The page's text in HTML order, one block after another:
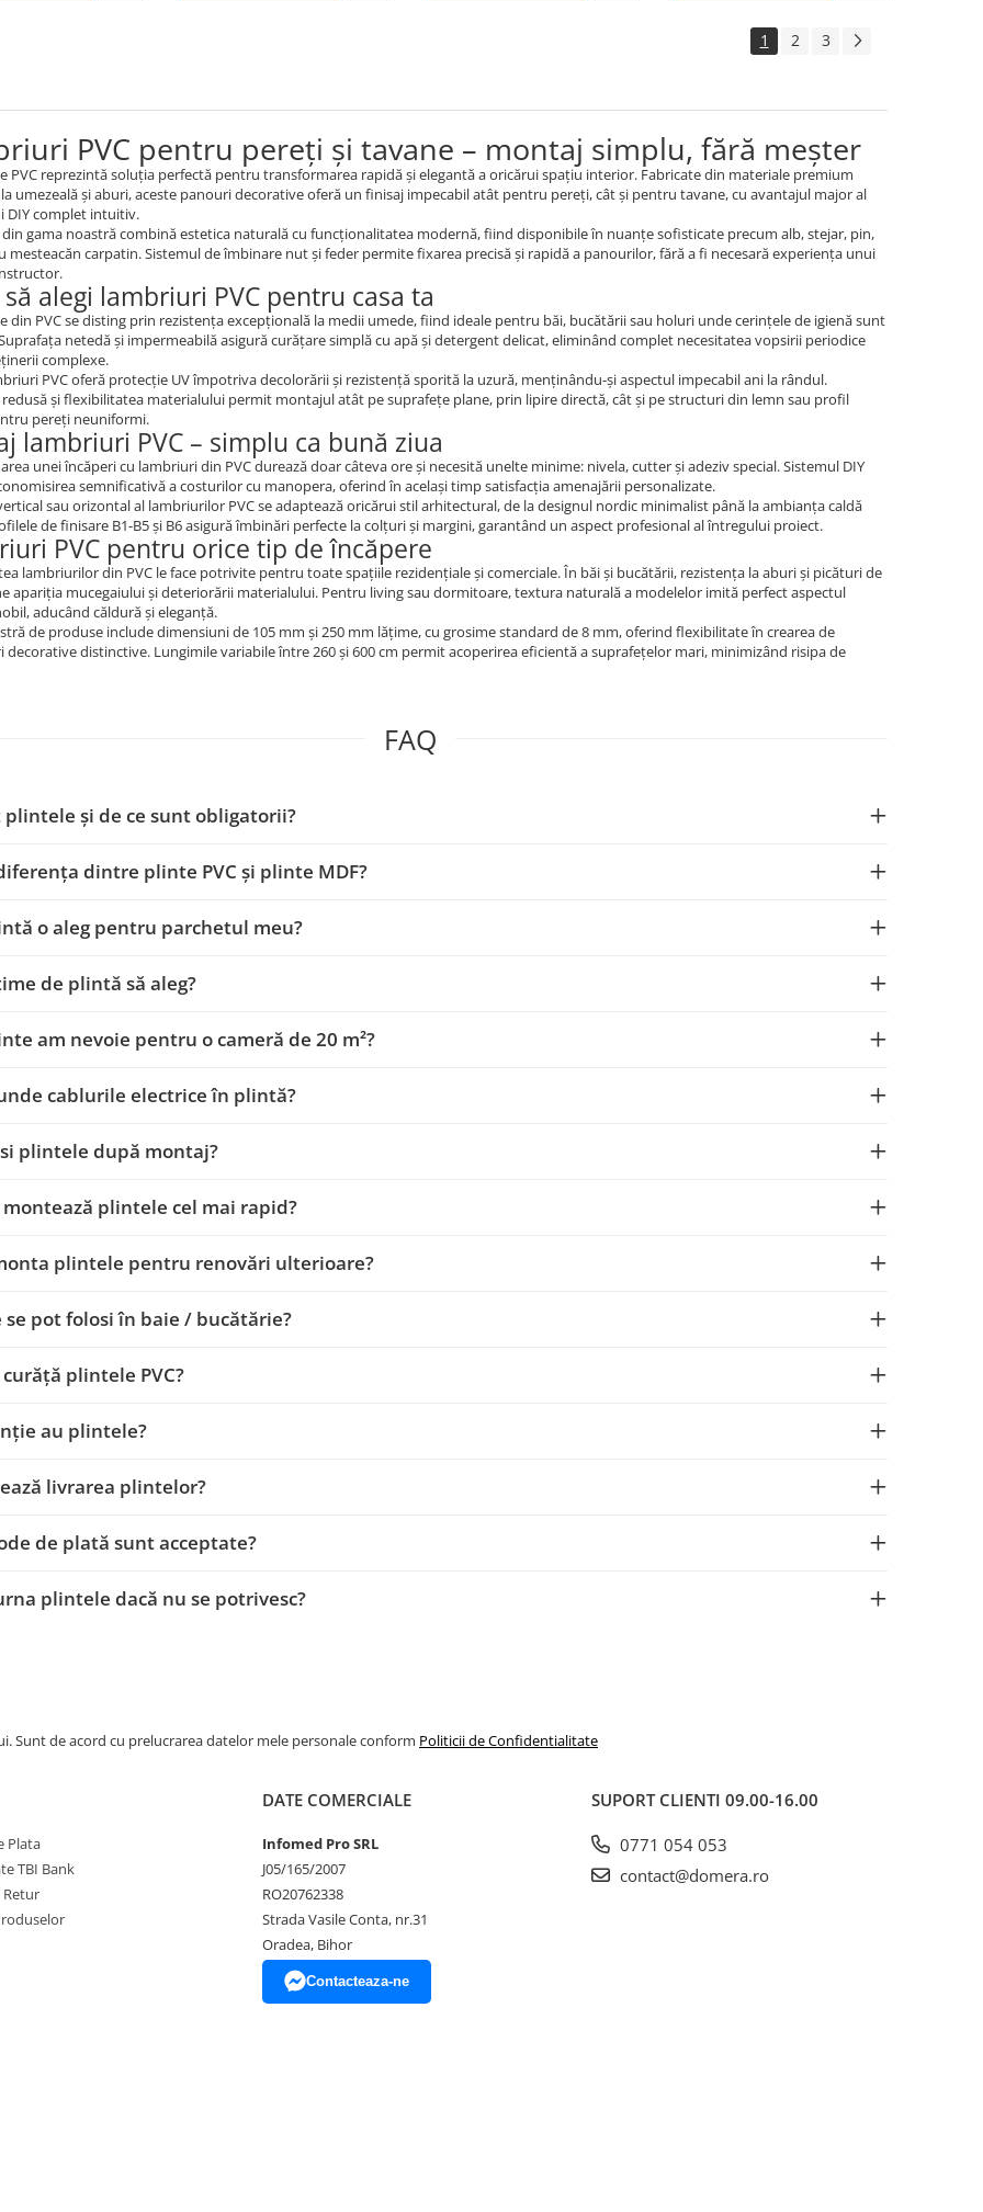
1 2 3
PVC pentru pereți și tavane – montaj simplu, fără meșter
PVC reprezintă soluția perfectă pentru transformarea rapidă și elegantă a oricărui spațiu interior. Fabricate din materiale premium
umezeală și aburi, aceste panouri decorative oferă un finisaj impecabil atât pentru pereți, cât și pentru tavane, cu avantajul major al
DIY complet intuitiv.
din gama noastră combină estetica naturală cu funcționalitatea modernă, fiind disponibile în nuanțe sofisticate precum alb, stejar, pin,
mesteacăn carpatin. Sistemul de îmbinare nut și feder permite fixarea precisă și rapidă a panourilor, fără a fi necesară experiența unui
să alegi lambriuri PVC pentru casa ta
din PVC se disting prin rezistența excepțională la medii umede, fiind ideale pentru băi, bucătării sau holuri unde cerințele de igienă sunt
netedă și impermeabilă asigură curățare simplă cu apă și detergent delicat, eliminând complet necesitatea vopsirii periodice
complexe.
PVC oferă protecție UV împotriva decolorării și rezistență sporită la uzură, menținându-și aspectul impecabil ani la rândul.
și flexibilitatea materialului permit montajul atât pe suprafețe plane, prin lipire directă, cât și pe structuri din lemn sau profil
pereți neuniformi.
lambriuri PVC – simplu ca bună ziua
unei încăperi cu lambriuri din PVC durează doar câteva ore și necesită unelte minime: nivela, cutter și adeziv special. Sistemul DIY
semnificativă a costurilor cu manopera, oferind în același timp satisfacția amenajării personalizate.
sau orizontal al lambriurilor PVC se adaptează oricărui stil arhitectural, de la designul nordic minimalist până la ambianța caldă
de finisare B1-B5 și B6 asigură îmbinări perfecte la colțuri și margini, garantând un aspect profesional al întregului proiect.
PVC pentru orice tip de încăpere
lambriurilor din PVC le face potrivite pentru toate spațiile rezidențiale și comerciale. În băi și bucătării, rezistența la aburi și picături de
apariția mucegaiului și deteriorării materialului. Pentru living sau dormitoare, textura naturală a modelelor imită perfect aspectul
aducând căldură și eleganță.
de produse include dimensiuni de 105 mm și 250 mm lățime, cu grosime standard de 8 mm, oferind flexibilitate în crearea de
decorative distinctive. Lungimile variabile între 260 și 600 cm permit acoperirea eficientă a suprafețelor mari, minimizând risipa de
FAQ
plintele și de ce sunt obligatorii?
dintre plinte PVC și plinte MDF?
o aleg pentru parchetul meu?
de plintă să aleg?
am nevoie pentru o cameră de 20 m²?
cablurile electrice în plintă?
plintele după montaj?
montează plintele cel mai rapid?
plintele pentru renovări ulterioare?
se pot folosi în baie / bucătărie?
curăță plintele PVC?
au plintele?
livrarea plintelor?
de plată sunt acceptate?
plintele dacă nu se potrivesc?
Sunt de acord cu prelucrarea datelor mele personale conform Politicii de Confidentialitate
Plata
TBI Bank
Retur
DATE COMERCIALE
Infomed Pro SRL
J05/165/2007
RO20762338
Strada Vasile Conta, nr.31
Oradea, Bihor
Contacteaza-ne
SUPORT CLIENTI 09.00-16.00
0771 054 053
contact@domera.ro